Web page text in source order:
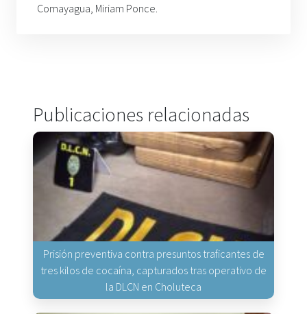
Comayagua, Miriam Ponce.
Publicaciones relacionadas
Prisión preventiva contra presuntos traficantes de
tres kilos de cocaína, capturados tras operativo de
la DLCN en Choluteca